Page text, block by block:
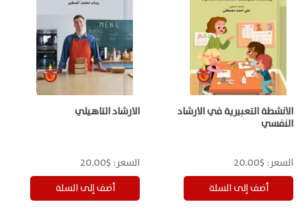
الانشطة التعبيرية في الارشاد
النفسي
السعر: $20.00
الارشاد التاهيلي
السعر: $20.00